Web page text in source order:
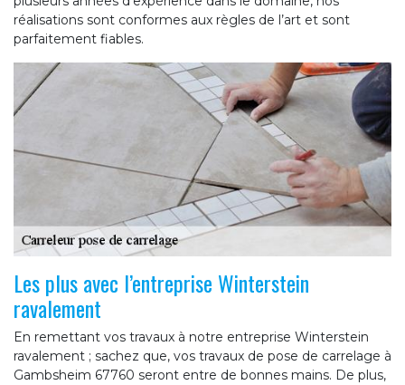
réalisations sont conformes aux règles de l’art et sont
parfaitement fiables.
Les plus avec l’entreprise Winterstein
ravalement
En remettant vos travaux à notre entreprise Winterstein
ravalement ; sachez que, vos travaux de pose de carrelage à
Gambsheim 67760 seront entre de bonnes mains. De plus,